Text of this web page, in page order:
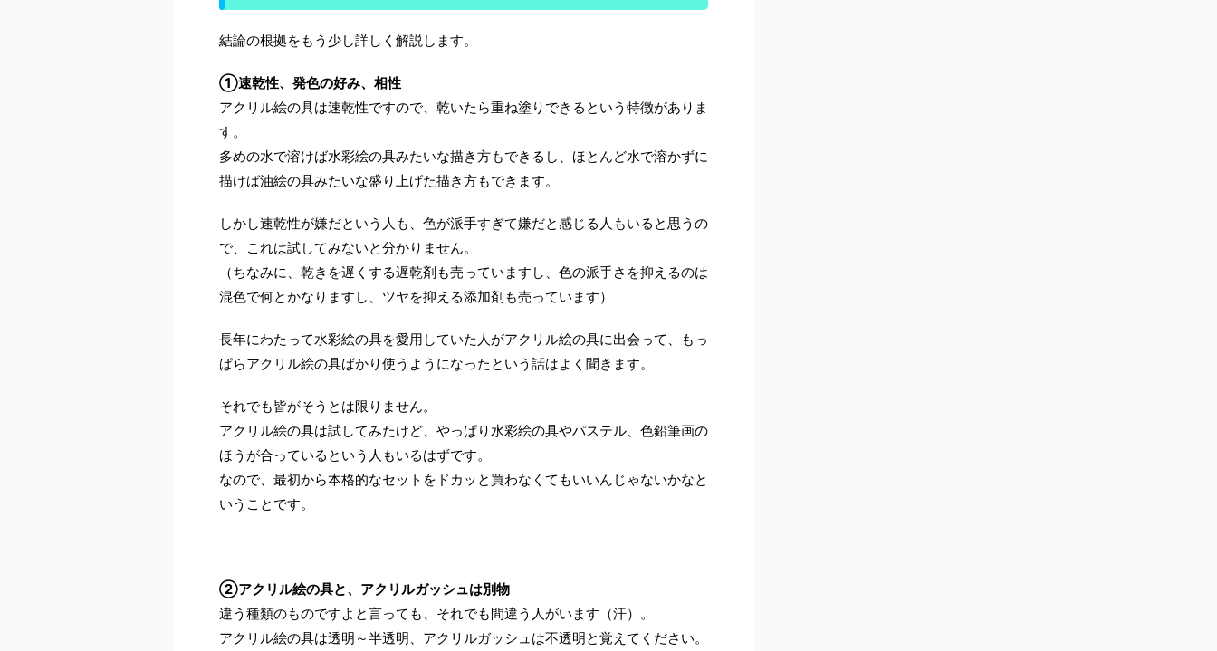
結論の根拠をもう少し詳しく解説します。
①速乾性、発色の好み、相性
アクリル絵の具は速乾性ですので、乾いたら重ね塗りできるという特徴がありま
す。
多めの水で溶けば水彩絵の具みたいな描き方もできるし、ほとんど水で溶かずに
描けば油絵の具みたいな盛り上げた描き方もできます。
しかし速乾性が嫌だという人も、色が派手すぎて嫌だと感じる人もいると思うの
で、これは試してみないと分かりません。
（ちなみに、乾きを遅くする遅乾剤も売っていますし、色の派手さを抑えるのは
混色で何とかなりますし、ツヤを抑える添加剤も売っています）
長年にわたって水彩絵の具を愛用していた人がアクリル絵の具に出会って、もっ
ぱらアクリル絵の具ばかり使うようになったという話はよく聞きます。
それでも皆がそうとは限りません。
アクリル絵の具は試してみたけど、やっぱり水彩絵の具やパステル、色鉛筆画の
ほうが合っているという人もいるはずです。
なので、最初から本格的なセットをドカッと買わなくてもいいんじゃないかなと
いうことです。
②アクリル絵の具と、アクリルガッシュは別物
違う種類のものですよと言っても、それでも間違う人がいます（汗）。
アクリル絵の具は透明～半透明、アクリルガッシュは不透明と覚えてください。